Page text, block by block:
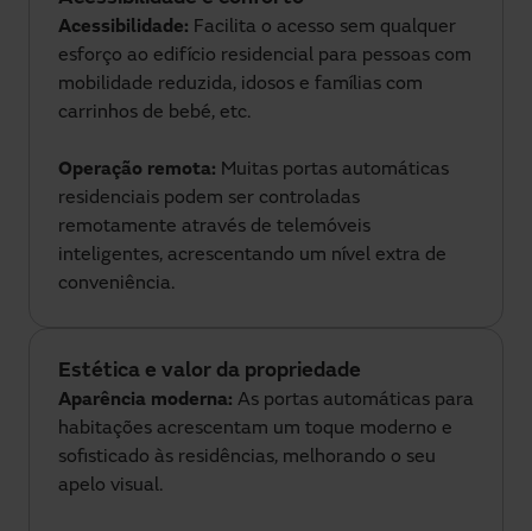
Acessibilidade: Facilita o acesso sem qualquer
esforço ao edifício residencial para pessoas com
mobilidade reduzida, idosos e famílias com
carrinhos de bebé, etc.
Operação remota: Muitas portas automáticas
residenciais podem ser controladas
remotamente através de telemóveis
inteligentes, acrescentando um nível extra de
conveniência.
Estética e valor da propriedade
Aparência moderna: As portas automáticas para
habitações acrescentam um toque moderno e
sofisticado às residências, melhorando o seu
apelo visual.